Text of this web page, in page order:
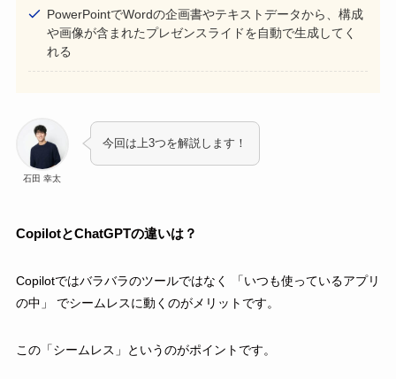
PowerPointでWordの企画書やテキストデータから、構成
や画像が含まれたプレゼンスライドを自動で生成してく
れる
石田 幸太
今回は上3つを解説します！
CopilotとChatGPTの違いは？
Copilotではバラバラのツールではなく 「いつも使っているアプリ
の中」 でシームレスに動くのがメリットです。
この「シームレス」というのがポイントです。